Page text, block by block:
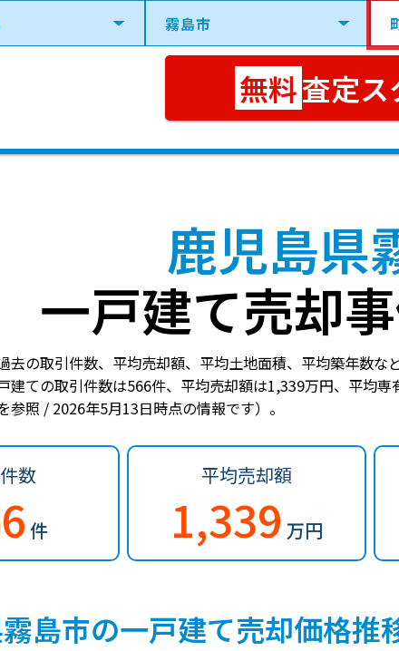
査定ス
鹿児島県
一戸建て売却
去の取引件数、平均売却額、平均土地面積、平均築年数な
建ての取引件数は566件、 平均売却額は1,339万円、 平均専
参照 / 2026年5月13日時点の情報です）。
数
件
平均売却額
1,339 万円
島市の一戸建て売却価格推